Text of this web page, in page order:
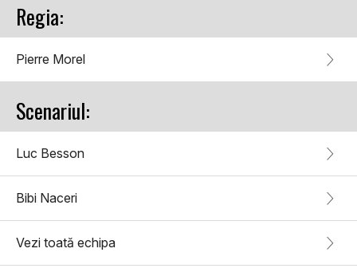
Regia:
Pierre Morel
Scenariul:
Luc Besson
Bibi Naceri
Vezi toată echipa